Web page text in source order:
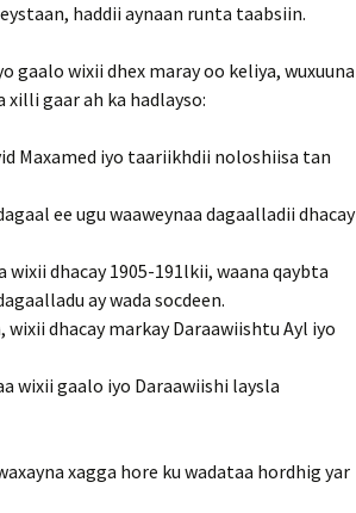
haddii aynaan runta taabsiin.
gaalo wixii dhex maray oo keliya, wuxuuna
xilli gaar ah ka hadlayso:
Maxamed iyo taariikhdii noloshiisa tan
ee ugu waaweynaa dagaalladii dhacay
wixii dhacay 1905-191lkii, waana qaybta
ay wada socdeen.
dhacay markay Daraawiishtu Ayl iyo
wixii gaalo iyo Daraawiishi laysla
xagga hore ku wadataa hordhig yar